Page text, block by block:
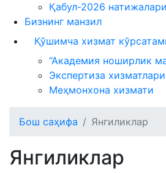
Қабул-2026 натижалари
Бизнинг манзил
Қўшимча хизмат
“Академия ноширлик
Экспертиза хизматлари
Меҳмонхона хизмати
Бош саҳифа Янгиликлар
Янгиликлар